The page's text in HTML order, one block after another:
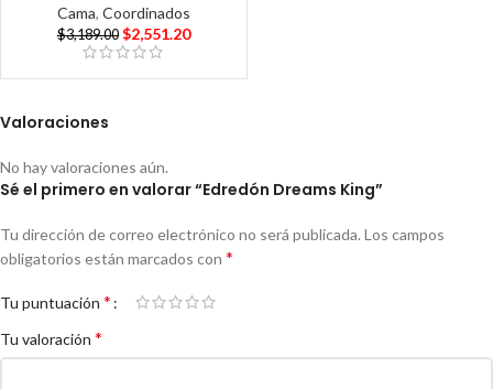
Cama, Coordinados
$3,189.00 $2,551.20
Valoraciones
No hay valoraciones aún.
Sé el primero en valorar “Edredón Dreams King”
Tu dirección de correo electrónico no será publicada. Los campos
obligatorios están marcados con *
Tu puntuación *
Tu valoración *